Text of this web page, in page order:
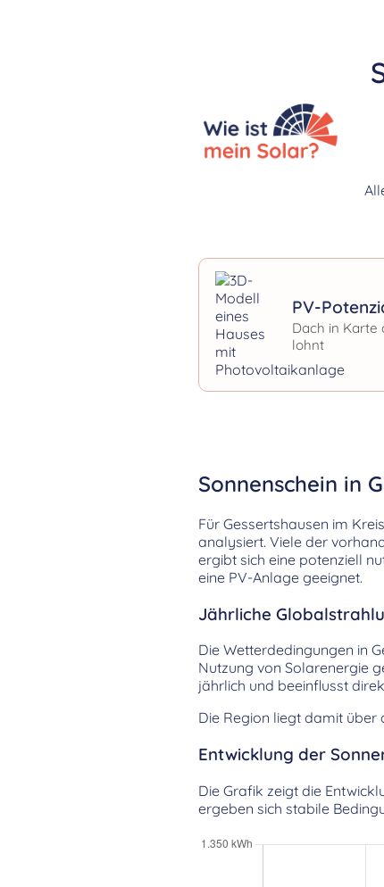
PV-
Dach in Karte
lohnt
Sonnenschein in
Für Gessertshausen im
analysiert. Viele der
ergibt sich eine potenziell
eine PV-Anlage geeignet.
Jährliche
Die Wetterdedingungen in
Nutzung von Solarenergie
jährlich und beeinflusst
Die Region liegt damit über
Entwicklung der
Die Grafik zeigt die
ergeben sich stabile